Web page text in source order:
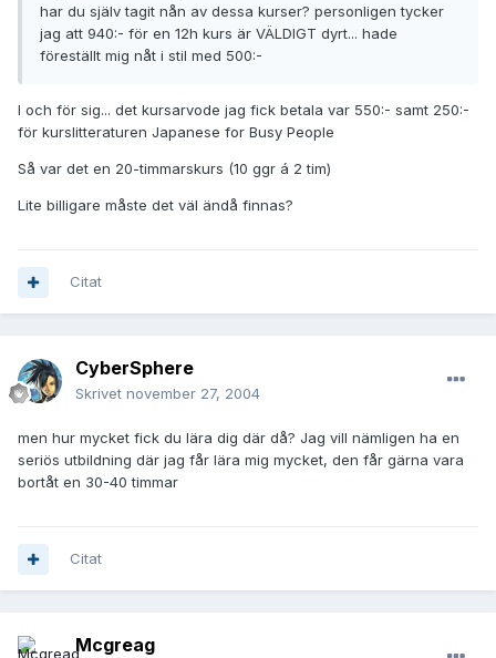
har du själv tagit nån av dessa kurser? personligen tycker
jag att 940:- för en 12h kurs är VÄLDIGT dyrt... hade
föreställt mig nåt i stil med 500:-
I och för sig... det kursarvode jag fick betala var 550:- samt 250:-
för kurslitteraturen Japanese for Busy People
Så var det en 20-timmarskurs (10 ggr á 2 tim)
Lite billigare måste det väl ändå finnas?
Citat
CyberSphere
Skrivet november 27, 2004
men hur mycket fick du lära dig där då? Jag vill nämligen ha en
seriös utbildning där jag får lära mig mycket, den får gärna vara
bortåt en 30-40 timmar
Citat
Mcgreag